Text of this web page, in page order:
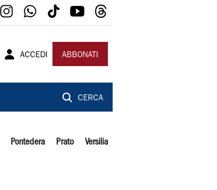
ACCEDI ABBONATI
CERCA
Pontedera Prato Versilia